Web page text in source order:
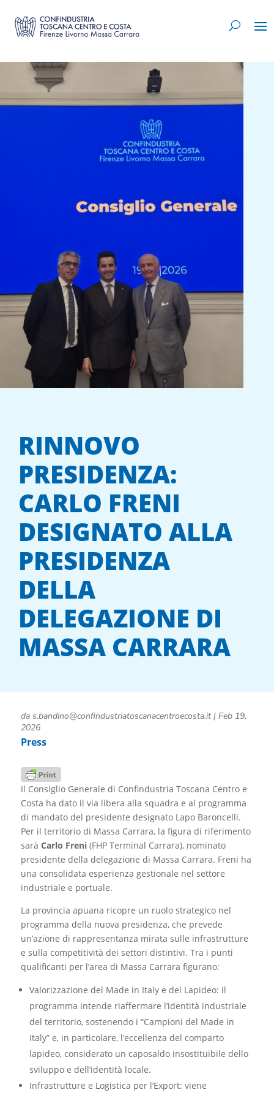
RINNOVO
PRESIDENZA:
CARLO FRENI
DESIGNATO ALLA
PRESIDENZA
DELLA
DELEGAZIONE DI
MASSA CARRARA
da s.bandino@confindustriatoscanacentroecosta.it| Feb 19,
2026
Press
Il Consiglio Generale di Confindustria Toscana Centro e
Costa ha dato il via libera alla squadra e al programma
di mandato del presidente designato Lapo Baroncelli.
Per il territorio di Massa Carrara, la figura di riferimento
sarà Carlo Freni(FHP Terminal Carrara), nominato
presidente della delegazione di Massa Carrara. Freni ha
una consolidata esperienza gestionale nel settore
industriale e portuale.
La provincia apuana ricopre un ruolo strategico nel
programma della nuova presidenza, che prevede
un’azione di rappresentanza mirata sulle infrastrutture
e sulla competitività dei settori distintivi. Tra i punti
qualificanti per l’area di Massa Carrara figurano:
Valorizzazione del Made in Italy e del Lapideo: il
programma intende riaffermare l’identità industriale
del territorio, sostenendo i “Campioni del Made in
Italy” e, in particolare, l’eccellenza del comparto
lapideo, considerato un caposaldo insostituibile dello
sviluppo e dell’identità locale.
Infrastrutture e Logistica per l’Export: viene